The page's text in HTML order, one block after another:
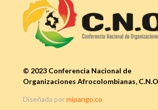
© 2023 Conferencia Nacional de
Organizaciones Afrocolombianas,
Diseñada pormipango.co